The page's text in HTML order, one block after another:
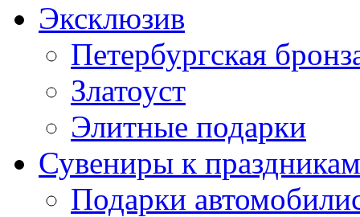
Эксклюзив
Петербургская
Златоуст
Элитные подарки
Сувениры к праздникам
Подарки